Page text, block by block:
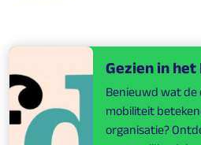
Gezien in het
Benieuwd wat de
mobiliteit
organisatie?